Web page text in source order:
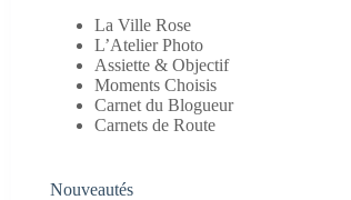
La Ville Rose
L’Atelier Photo
Assiette & Objectif
Moments Choisis
Carnet du Blogueur
Carnets de Route
Nouveautés